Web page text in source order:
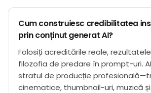
Cum construiesc credibilitatea
prin conținut generat AI?
Folosiți acreditările reale,
filozofia de predare în prompt-uri.
stratul de producție
cinematice, thumbnail-uri, muzică